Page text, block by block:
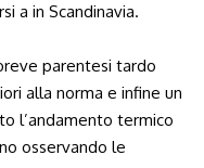
a in Scandinavia.
parentesi tardo
alla norma e infine un
l’andamento termico
osservando le